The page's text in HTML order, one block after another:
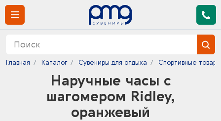
Главная Каталог Сувениры для отдыха Спортивные товары
Наручные часы с
шагомером Ridley,
оранжевый